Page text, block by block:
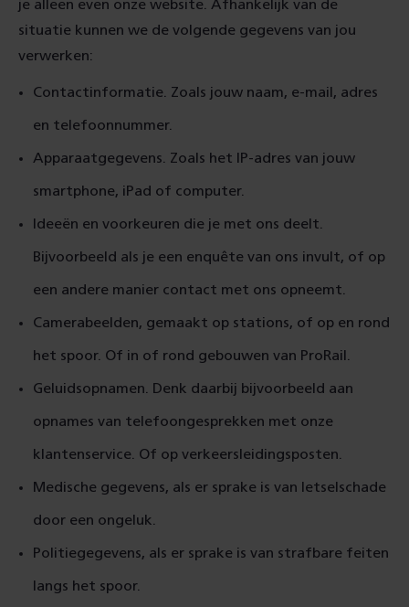
je alleen even onze website. Afhankelijk van de
situatie kunnen we de volgende gegevens van jou
verwerken:
Contactinformatie. Zoals jouw naam, e-mail, adres
en telefoonnummer.
Apparaatgegevens. Zoals het IP-adres van jouw
smartphone, iPad of computer.
Ideeën en voorkeuren die je met ons deelt.
Bijvoorbeeld als je een enquête van ons invult, of op
een andere manier contact met ons opneemt.
Camerabeelden, gemaakt op stations, of op en rond
het spoor. Of in of rond gebouwen van ProRail.
Geluidsopnamen. Denk daarbij bijvoorbeeld aan
opnames van telefoongesprekken met onze
klantenservice. Of op verkeersleidingsposten.
Medische gegevens, als er sprake is van letselschade
door een ongeluk.
Politiegegevens, als er sprake is van strafbare feiten
langs het spoor.